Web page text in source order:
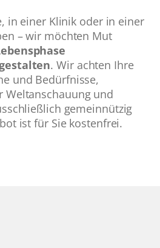
in einer Klinik oder in einer
– wir möchten Mut
. Wir achten Ihre
und Bedürfnisse,
Weltanschauung und
gemeinnützig
ist für Sie kostenfrei.